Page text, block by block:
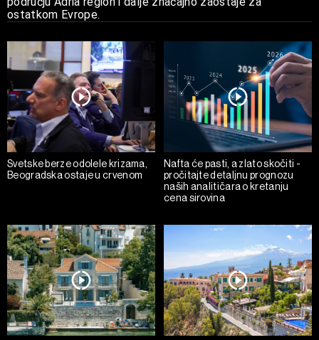
ostatkom Evrope.
Svetske berze odolele krizama,
Beogradska ostaje u crvenom
Nafta će pasti, a zlato skočiti -
pročitajte detaljnu prognozu
naših analitičara o kretanju
cena sirovina